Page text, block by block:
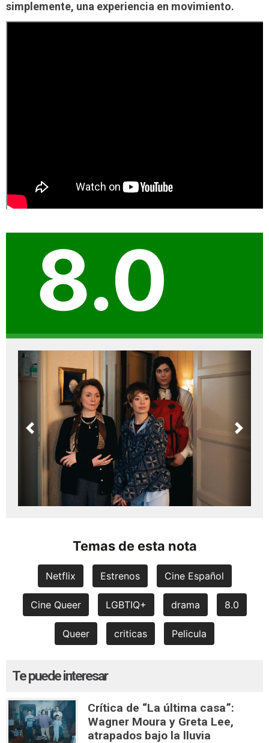
simplemente, una experiencia en movimiento.
8.0
Previous Next
Temas de esta nota
Netflix Estrenos Cine Español
Cine Queer LGBTIQ+ drama 8.0
Queer criticas Pelicula
Te puede interesar
Crítica de “La última casa”:
Wagner Moura y Greta Lee,
atrapados bajo la lluvia